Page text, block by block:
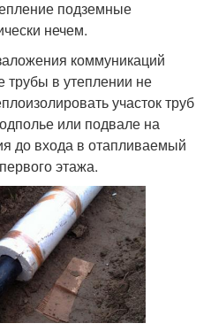
подземные
нечем.
коммуникаций
в утеплении не
участок труб
или подвале на
до входа в отапливаемый
этажа.